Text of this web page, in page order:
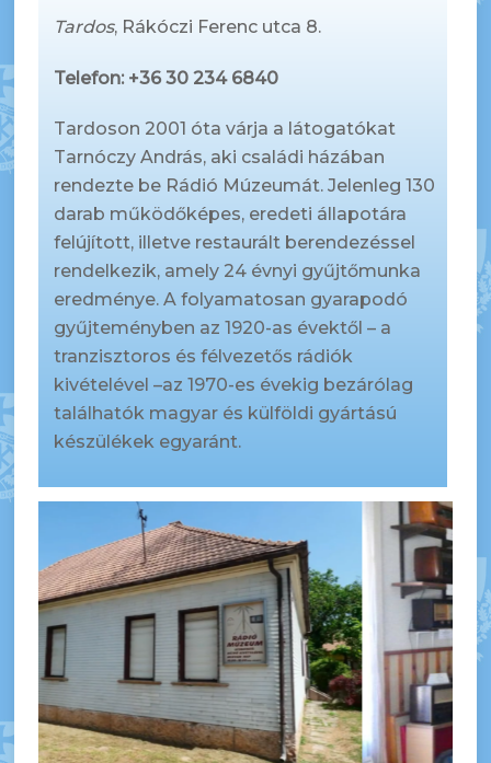
Tardos, Rákóczi Ferenc utca 8.
Telefon: +36 30 234 6840
Tardoson 2001 óta várja a látogatókat
Tarnóczy András, aki családi házában
rendezte be Rádió Múzeumát. Jelenleg 130
darab működőképes, eredeti állapotára
felújított, illetve restaurált berendezéssel
rendelkezik, amely 24 évnyi gyűjtőmunka
eredménye. A folyamatosan gyarapodó
gyűjteményben az 1920-as évektől – a
tranzisztoros és félvezetős rádiók
kivételével –az 1970-es évekig bezárólag
találhatók magyar és külföldi gyártású
készülékek egyaránt.